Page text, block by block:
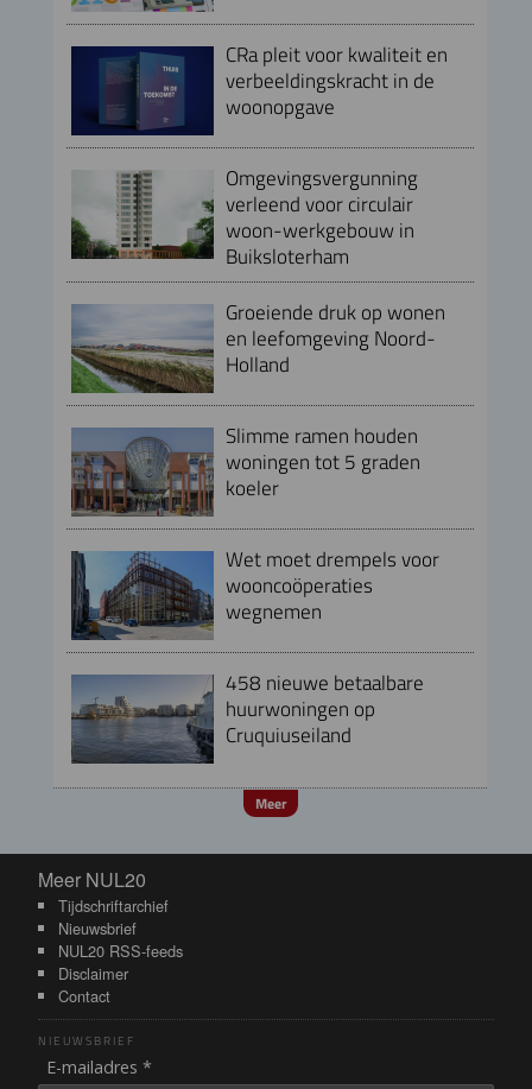
CRa pleit voor kwaliteit en
verbeeldingskracht in de
woonopgave
Omgevingsvergunning
verleend voor circulair
woon-werkgebouw in
Buiksloterham
Groeiende druk op wonen
en leefomgeving Noord-
Holland
Slimme ramen houden
woningen tot 5 graden
koeler
Wet moet drempels voor
wooncoöperaties
wegnemen
458 nieuwe betaalbare
huurwoningen op
Cruquiuseiland
Meer
Meer NUL20
Meer NUL20
Tijdschriftarchief
Nieuwsbrief
NUL20 RSS-feeds
Disclaimer
Contact
NIEUWSBRIEF
E-mailadres *